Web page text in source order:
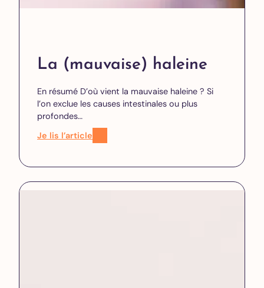
La (mauvaise) haleine
En résumé D’où vient la mauvaise haleine ? Si
l’on exclue les causes intestinales ou plus
profondes…
Je lis l’article